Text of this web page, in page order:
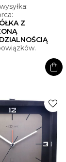
Z
shopping_bag
favorite